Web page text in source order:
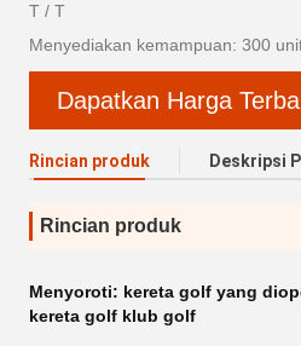
T / T
Menyediakan kemampuan: 300
Dapatkan Harga
Rincian produk Deskripsi
Rincian produk
Menyoroti: kereta golf yang
kereta golf klub golf